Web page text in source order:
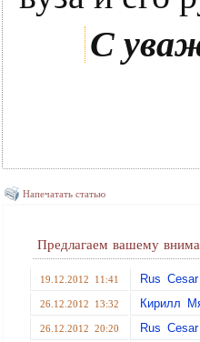
С
Напечатать статью
Предлагаем вашему
19.12.2012 11:41 Rus Cesar
26.12.2012 13:32 Кирилл
26.12.2012 20:20 Rus Cesar